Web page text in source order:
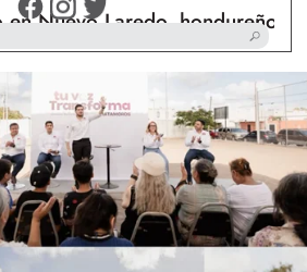
Laredo, hondureño muere